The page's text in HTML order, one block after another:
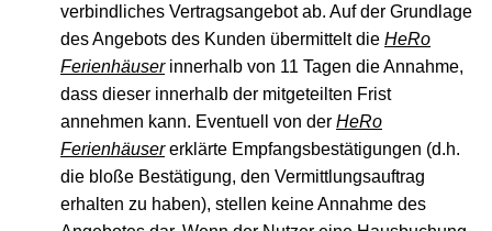
verbindliches Vertragsangebot ab. Auf der Grundlage
des Angebots des Kunden übermittelt die HeRo
Ferienhäuserinnerhalb von 11 Tagen die Annahme,
dass dieser innerhalb der mitgeteilten Frist
annehmen kann. Eventuell von der HeRo
Ferienhäusererklärte Empfangsbestätigungen (d.h.
die bloße Bestätigung, den Vermittlungsauftrag
erhalten zu haben), stellen keine Annahme des